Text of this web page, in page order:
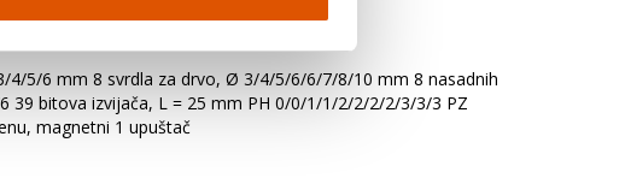
4/5/6 mm 8 svrdla za drvo, Ø 3/4/5/6/6/7/8/10 mm 8 nasadnih
bitova izvijača, L = 25 mm PH 0/0/1/1/2/2/2/2/3/3/3 PZ
magnetni 1 upuštač